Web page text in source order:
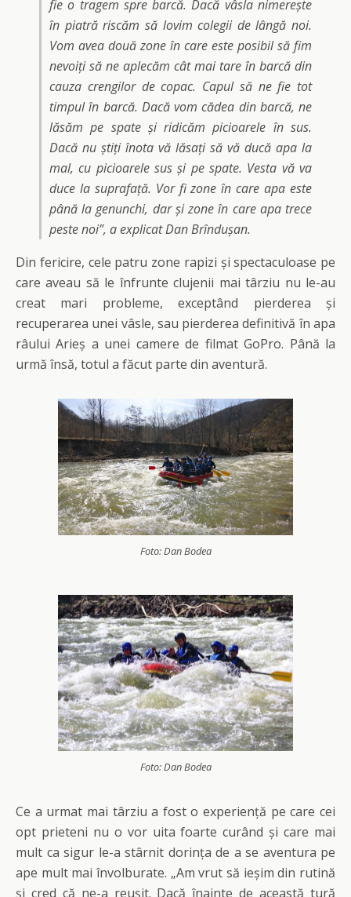
fie o tragem spre barcă. Dacă vâsla nimerește
în piatră riscăm să lovim colegii de lângă noi.
Vom avea două zone în care este posibil să fim
nevoiți să ne aplecăm cât mai tare în barcă din
cauza crengilor de copac. Capul să ne fie tot
timpul în barcă. Dacă vom cădea din barcă, ne
lăsăm pe spate și ridicăm picioarele în sus.
Dacă nu știți înota vă lăsați să vă ducă apa la
mal, cu picioarele sus și pe spate. Vesta vă va
duce la suprafață. Vor fi zone în care apa este
până la genunchi, dar și zone în care apa trece
peste noi”, a explicat Dan Brîndușan.
Din fericire, cele patru zone rapizi și spectaculoase pe
care aveau să le înfrunte clujenii mai târziu nu le-au
creat mari probleme, exceptând pierderea și
recuperarea unei vâsle, sau pierderea definitivă în apa
râului Arieș a unei camere de filmat GoPro. Până la
urmă însă, totul a făcut parte din aventură.
Foto: Dan Bodea
Foto: Dan Bodea
Ce a urmat mai târziu a fost o experiență pe care cei
opt prieteni nu o vor uita foarte curând și care mai
mult ca sigur le-a stârnit dorința de a se aventura pe
ape mult mai învolburate. „Am vrut să ieșim din rutină
și cred că ne-a reușit. Dacă înainte de această tură